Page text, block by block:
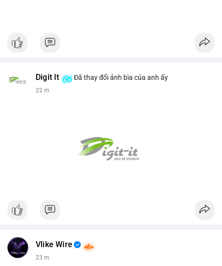
Digit It Đã thay đổi ảnh bìa của anh ấy
22 m
Vlike Wire
23 m